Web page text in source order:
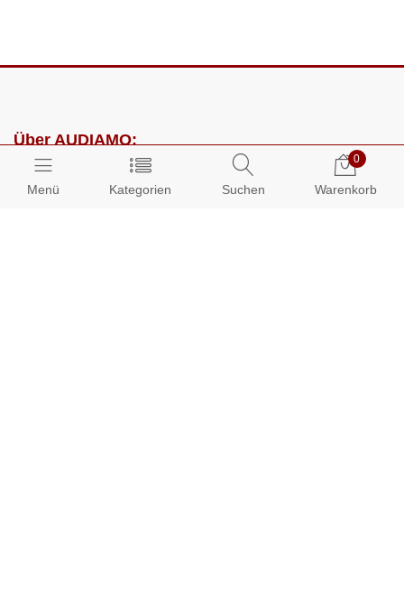
Menü Kategorien Suchen
0
Warenkorb
Über AUDIAMO:
Impressum